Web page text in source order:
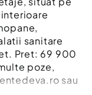
sanitare
Pret: 69 900
poze,
sau